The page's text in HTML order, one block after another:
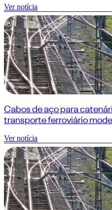
Ver notícia
Cabos de aço para
transporte ferroviário
Ver notícia